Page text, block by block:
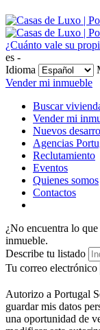
¿Cuánto vale su
es -
Idioma
Vender mi inmueble
Buscar
Vender mi
Nuevos
Agencias
Reclutamiento
Eventos
Quienes somos
Contactos
¿No encuentra lo que
inmueble.
Describe tu listado
Tu correo electrónico
Autorizo a Portugal
guardar mis datos
una oportunidad de